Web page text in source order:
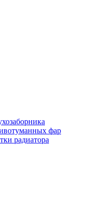
фар
радиатора